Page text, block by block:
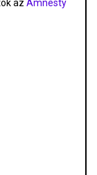
az Amnesty